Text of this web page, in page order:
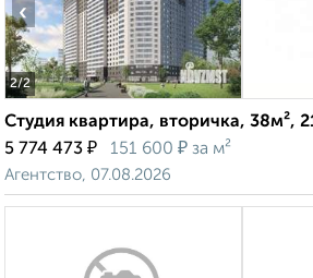
2/2
‹
Студия квартира, вторичка, 38м²,
5 774 473 ₽ 151 600 ₽ за м²
Агентство, 07.08.2026